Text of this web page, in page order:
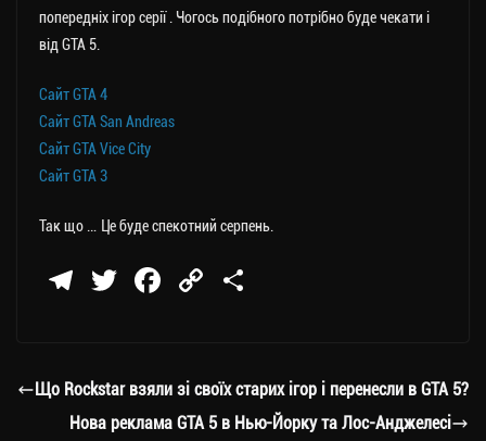
попередніх ігор серії . Чогось подібного потрібно буде чекати і
від GTA 5.
Сайт GTA 4
Сайт GTA San Andreas
Сайт GTA Vice City
Сайт GTA 3
Так що … Це буде спекотний серпень.
Te
a
m
T
er
Fa
ok
C
Li
nk
ли
ти
Що Rockstar взяли зі своїх старих ігор і перенесли в GTA 5?
Нова реклама GTA 5 в Нью-Йорку та Лос-Анджелесі